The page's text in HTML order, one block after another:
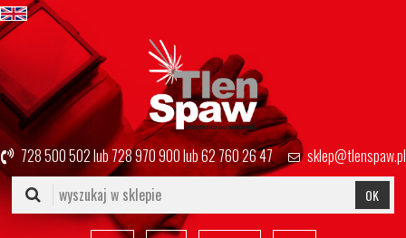
728 500 502lub728 970 900lub62 760 26 47 sklep@tlenspaw.pl
OK